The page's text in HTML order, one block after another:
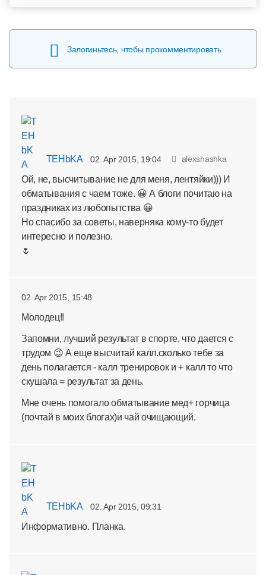
Залогиньтесь, чтобы прокомментировать
TEHbKA 02. Apr 2015, 19:04 alexshashka
Ой, не, высчитывание не для меня, лентяйки))) И
обматывания с чаем тоже. 😀 А блоги почитаю на
праздниках из любопытства 😀
Но спасибо за советы, наверняка кому-то будет
интересно и полезно.
🌷
02. Apr 2015, 15:48
Молодец!!
Запомни, лучший результат в спорте, что дается с
трудом 😉 А еще высчитай калл.сколько тебе за
день полагается - калл тренировок и + калл то что
скушала = результат за день.
Мне очень помогало обматывание мед+ горчица
(почтай в моих блогах)и чай очищающий.
TEHbKA 02. Apr 2015, 09:31
Информативно. Планка.